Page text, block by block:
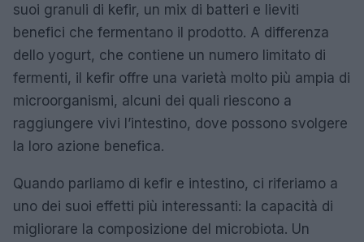
suoi granuli di kefir, un mix di batteri e lieviti
benefici che fermentano il prodotto. A differenza
dello yogurt, che contiene un numero limitato di
fermenti, il kefir offre una varietà molto più ampia di
microorganismi, alcuni dei quali riescono a
raggiungere vivi l’intestino, dove possono svolgere
la loro azione benefica.
Quando parliamo di kefir e intestino, ci riferiamo a
uno dei suoi effetti più interessanti: la capacità di
migliorare la composizione del microbiota. Un